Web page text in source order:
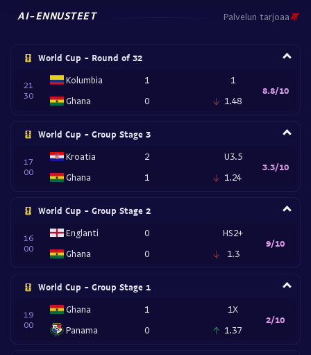
AI-ENNUSTEET Palvelun tarjoaa
World Cup - Round of 32
21
30
Kolumbia
Ghana
1
0
1
1.48
8.8/10
World Cup - Group Stage 3
17
00
Kroatia
Ghana
2
1
U3.5
1.24
3.3/10
World Cup - Group Stage 2
16
00
Englanti
Ghana
0
0
HS2+
1.3
9/10
World Cup - Group Stage 1
19
00
Ghana
Panama
1
0
1X
1.37
2/10